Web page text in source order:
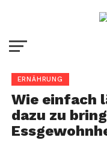
ERNÄHRUNG
Wie einfach
dazu zu